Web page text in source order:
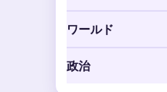
ワールド
政治